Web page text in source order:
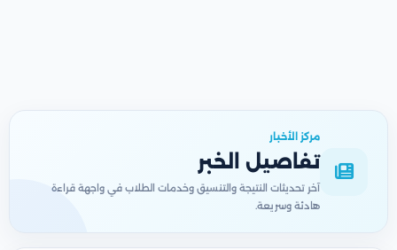
مركز الأخبار
تفاصيل الخبر
آخر تحديثات النتيجة والتنسيق وخدمات الطلاب في واجهة قراءة
هادئة وسريعة.